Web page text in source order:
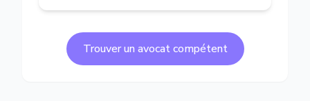
Trouver un avocat compétent